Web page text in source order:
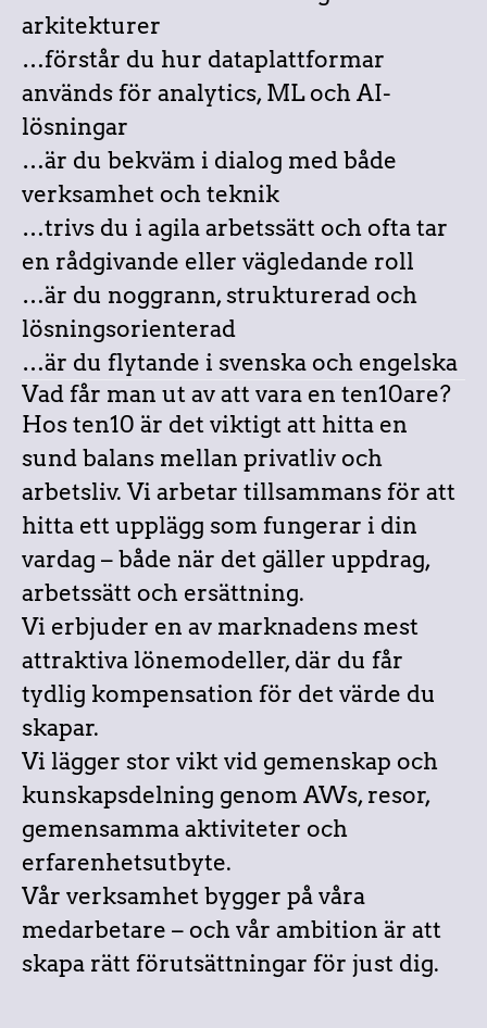
arkitekturer
…förstår du hur dataplattformar
används för analytics, ML och AI-
lösningar
…är du bekväm i dialog med både
verksamhet och teknik
…trivs du i agila arbetssätt och ofta tar
en rådgivande eller vägledande roll
…är du noggrann, strukturerad och
lösningsorienterad
…är du flytande i svenska och engelska
Vad får man ut av att vara en ten10are?
Hos ten10 är det viktigt att hitta en
sund balans mellan privatliv och
arbetsliv. Vi arbetar tillsammans för att
hitta ett upplägg som fungerar i din
vardag – både när det gäller uppdrag,
arbetssätt och ersättning.
Vi erbjuder en av marknadens mest
attraktiva lönemodeller, där du får
tydlig kompensation för det värde du
skapar.
Vi lägger stor vikt vid gemenskap och
kunskapsdelning genom AWs, resor,
gemensamma aktiviteter och
erfarenhetsutbyte.
Vår verksamhet bygger på våra
medarbetare – och vår ambition är att
skapa rätt förutsättningar för just dig.